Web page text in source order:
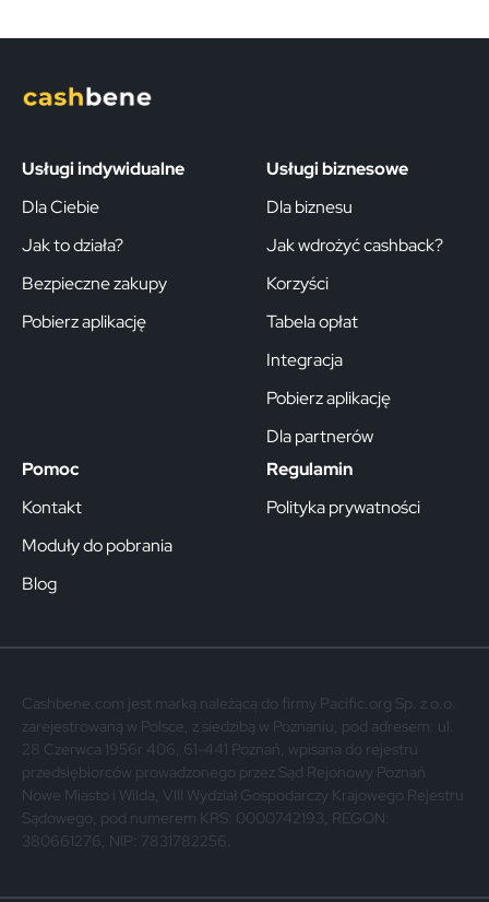
Usługi indywidualne
Dla Ciebie
Jak to działa?
Bezpieczne zakupy
Pobierz aplikację
Usługi biznesowe
Dla biznesu
Jak wdrożyć cashback?
Korzyści
Tabela opłat
Integracja
Pobierz aplikację
Dla partnerów
Pomoc
Kontakt
Moduły do pobrania
Blog
Regulamin
Polityka prywatności
Cashbene.com jest marką należącą do firmy Pacific.org Sp. z o.o.
zarejestrowaną w Polsce, z siedzibą w Poznaniu, pod adresem: ul.
28 Czerwca 1956r 406, 61-441 Poznań, wpisana do rejestru
przedsiębiorców prowadzonego przez Sąd Rejonowy Poznań
Nowe Miasto i Wilda, VIII Wydział Gospodarczy Krajowego Rejestru
Sądowego, pod numerem KRS: 0000742193, REGON:
380661276, NIP: 7831782256.